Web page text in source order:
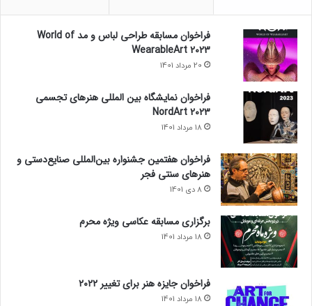
فراخوان مسابقه طراحی لباس و مد World of
WearableArt 2023
20 مرداد 1401
فراخوان نمایشگاه بین المللی هنرهای تجسمی
NordArt 2023
18 مرداد 1401
فراخوان هفتمین جشنواره بین‌المللی صنایع‌دستی و
هنرهای سنتی فجر
8 دی 1401
برگزاری مسابقه عکاسی ویژه محرم
18 مرداد 1401
فراخوان جایزه هنر برای تغییر ۲۰۲۲
18 مرداد 1401